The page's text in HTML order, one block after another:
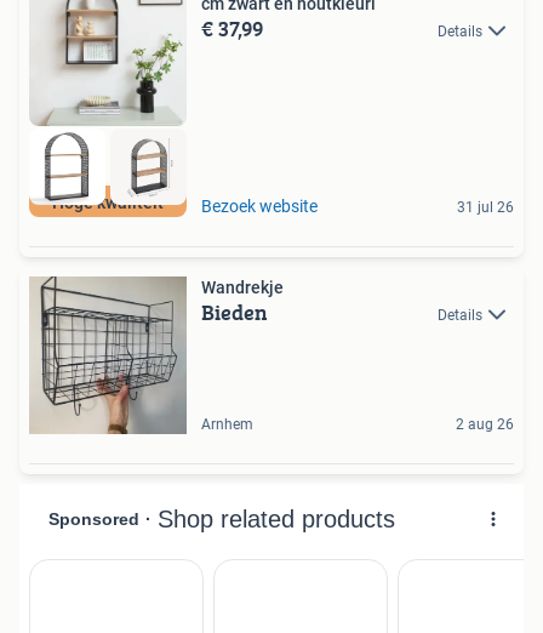
Hoge kwaliteit
€ 37,99 Details
Bezoek website 31 jul 26
Wandrekje
Bieden Details
Arnhem 2 aug 26